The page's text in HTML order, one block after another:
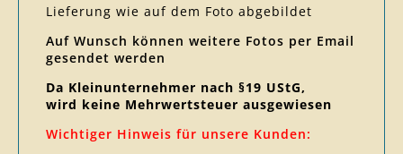
Lieferung wie auf dem Foto abgebildet
Auf Wunsch können weitere Fotos per Email
gesendet werden
Da Kleinunternehmer nach §19 UStG,
wird keine Mehrwertsteuer ausgewiesen
Wichtiger Hinweis für unsere Kunden: